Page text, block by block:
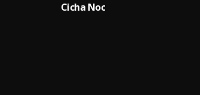
Cicha Noc